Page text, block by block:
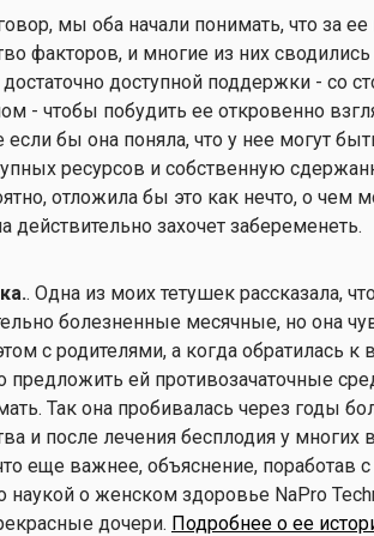
мы оба начали понимать, что за
факторов, и многие из них
доступной поддержки - со
- чтобы побудить ее откровенно
бы она поняла, что у нее могут
ресурсов и собственную
отложила бы это как нечто, о чем
действительно захочет забеременеть.
. Одна из моих тетушек рассказала,
болезненные месячные, но она
с родителями, а когда обратилась
ей противозачаточные
Так она пробивалась через годы
и после лечения бесплодия у многих
еще важнее, объяснение, поработав
наукой о женском здоровье NaPro
дочери. Подробнее о ее